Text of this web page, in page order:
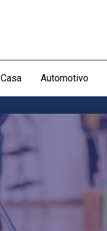
Casa Automotivo